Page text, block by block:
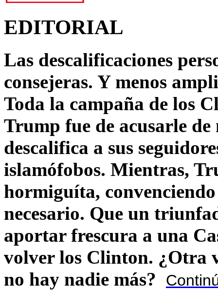
EDITORIAL
Las descalificaciones
consejeras. Y menos
Toda la campaña de los
Trump fue de acusarle
descalifica a sus
islamófobos. Mientras,
hormiguíta,
necesario. Que un
aportar frescura a una
volver los Clinton. ¿Otra
no hay nadie más?